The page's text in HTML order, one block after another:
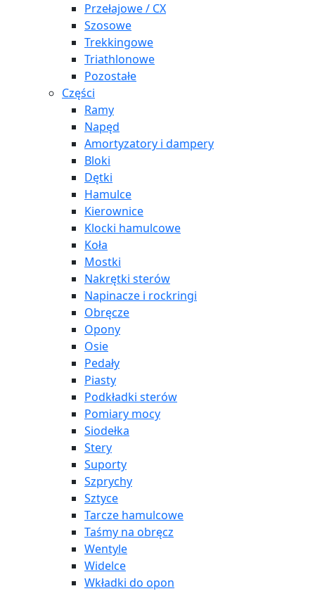
Przełajowe / CX
Szosowe
Trekkingowe
Triathlonowe
Pozostałe
Części
Ramy
Napęd
Amortyzatory i dampery
Bloki
Dętki
Hamulce
Kierownice
Klocki hamulcowe
Koła
Mostki
Nakrętki sterów
Napinacze i rockringi
Obręcze
Opony
Osie
Pedały
Piasty
Podkładki sterów
Pomiary mocy
Siodełka
Stery
Suporty
Szprychy
Sztyce
Tarcze hamulcowe
Taśmy na obręcz
Wentyle
Widelce
Wkładki do opon